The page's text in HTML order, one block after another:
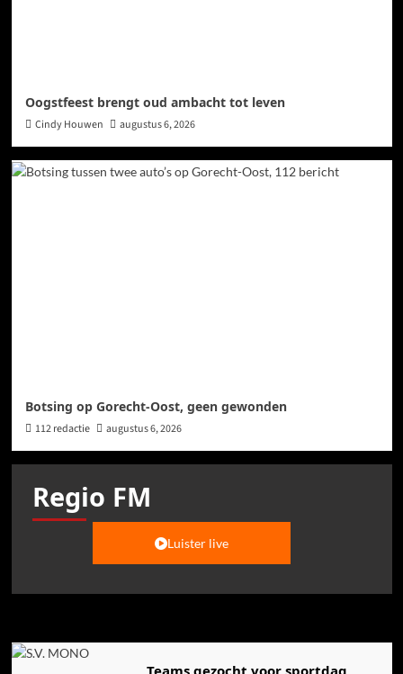
Oogstfeest brengt oud ambacht tot leven
Cindy Houwen augustus 6, 2026
Botsing op Gorecht-Oost, geen gewonden
112 redactie augustus 6, 2026
Regio FM
Luister live
Agenda
Teams gezocht voor sportdag